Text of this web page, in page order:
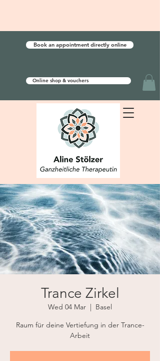
Book an appointment directly online
Online shop & vouchers
Trance Zirkel
Wed 04 Mar
Basel
Raum für deine Vertiefung in der Trance-
Arbeit